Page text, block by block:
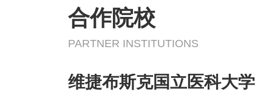
合作院校
PARTNER INSTITUTIONS
西南国立大学 伊尔库茨克国立农业大学
维捷布斯克国立医科大学